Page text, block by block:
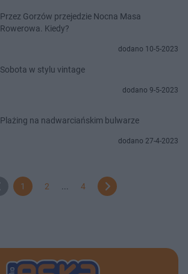
Przez Gorzów przejedzie Nocna Masa
Rowerowa. Kiedy?
dodano 10-5-2023
Sobota w stylu vintage
dodano 9-5-2023
Plażing na nadwarciańskim bulwarze
dodano 27-4-2023
1 2 4